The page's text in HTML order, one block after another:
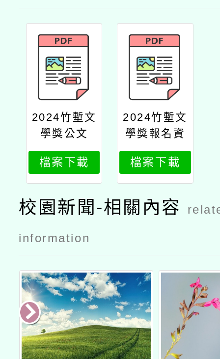
2024竹塹文
學獎公文
檔案下載
2024竹塹文
學獎報名資
訊
檔案下載
校園新聞-相關內容
information